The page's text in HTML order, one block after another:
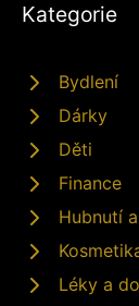
Kategorie
Bydlení
Dárky
Děti
Finance
Hubnutí
Léky a